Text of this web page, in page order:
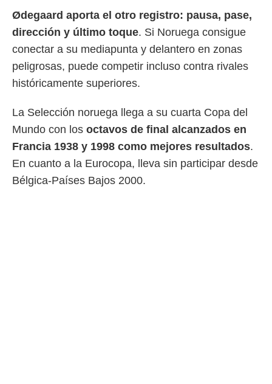
Ødegaard aporta el otro registro: pausa, pase,
dirección y último toque. Si Noruega consigue
conectar a su mediapunta y delantero en zonas
peligrosas, puede competir incluso contra rivales
históricamente superiores.
La Selección noruega llega a su cuarta Copa del
Mundo con los octavos de final alcanzados en
Francia 1938 y 1998 como mejores resultados.
En cuanto a la Eurocopa, lleva sin participar desde
Bélgica-Países Bajos 2000.